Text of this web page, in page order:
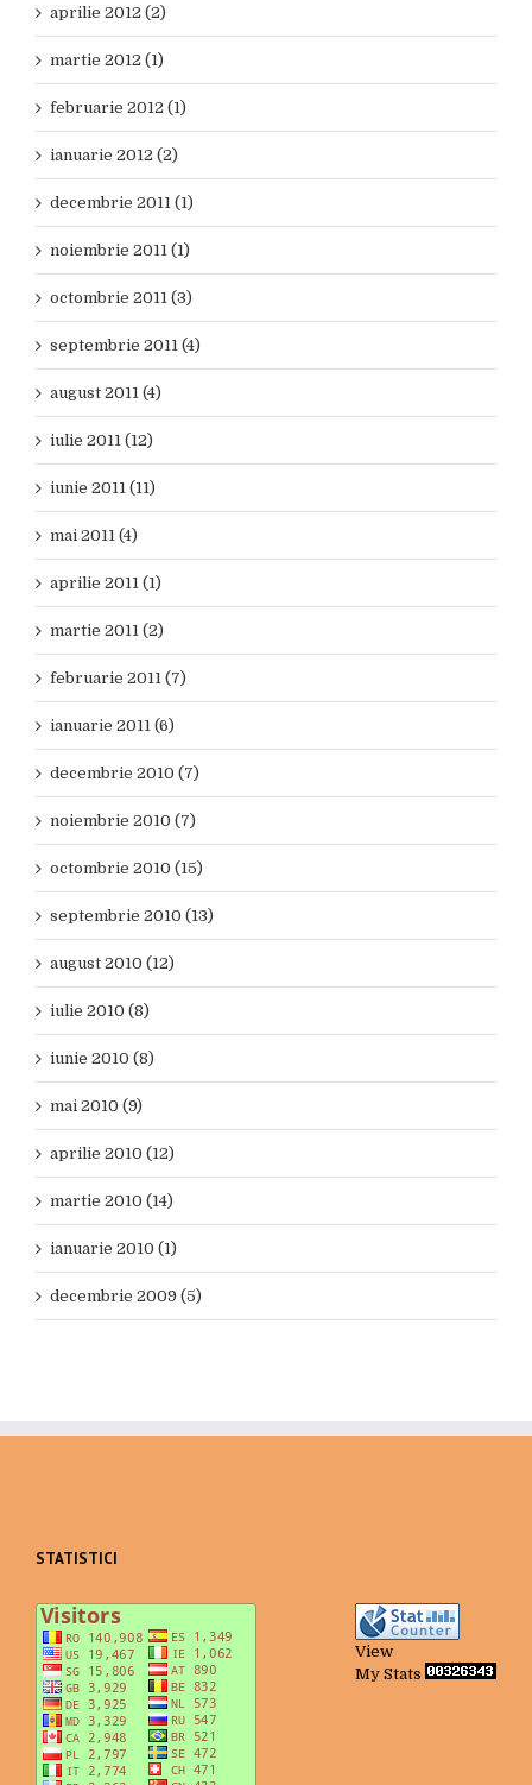
aprilie 2012 (2)
martie 2012 (1)
februarie 2012 (1)
ianuarie 2012 (2)
decembrie 2011 (1)
noiembrie 2011 (1)
octombrie 2011 (3)
septembrie 2011 (4)
august 2011 (4)
iulie 2011 (12)
iunie 2011 (11)
mai 2011 (4)
aprilie 2011 (1)
martie 2011 (2)
februarie 2011 (7)
ianuarie 2011 (6)
decembrie 2010 (7)
noiembrie 2010 (7)
octombrie 2010 (15)
septembrie 2010 (13)
august 2010 (12)
iulie 2010 (8)
iunie 2010 (8)
mai 2010 (9)
aprilie 2010 (12)
martie 2010 (14)
ianuarie 2010 (1)
decembrie 2009 (5)
STATISTICI
View
My Stats